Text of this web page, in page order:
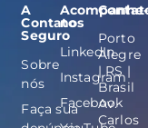
A
Contato
Seguro
Sobre
nós
Faça sua
Acompanhe-
nos
LinkedIn
Instagram
Facebook
Porto
Alegre
| RS |
Brasil
Av.
Carlos